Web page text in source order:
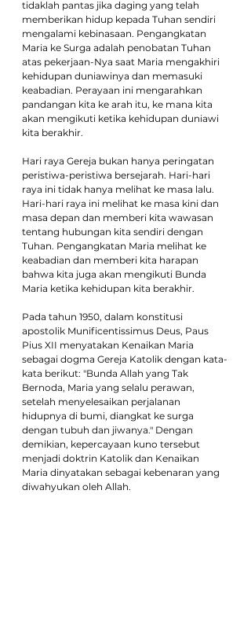
tidaklah pantas jika daging yang telah
memberikan hidup kepada Tuhan sendiri
mengalami kebinasaan. Pengangkatan
Maria ke Surga adalah penobatan Tuhan
atas pekerjaan-Nya saat Maria mengakhiri
kehidupan duniawinya dan memasuki
keabadian. Perayaan ini mengarahkan
pandangan kita ke arah itu, ke mana kita
akan mengikuti ketika kehidupan duniawi
kita berakhir.
Hari raya Gereja bukan hanya peringatan
peristiwa-peristiwa bersejarah. Hari-hari
raya ini tidak hanya melihat ke masa lalu.
Hari-hari raya ini melihat ke masa kini dan
masa depan dan memberi kita wawasan
tentang hubungan kita sendiri dengan
Tuhan. Pengangkatan Maria melihat ke
keabadian dan memberi kita harapan
bahwa kita juga akan mengikuti Bunda
Maria ketika kehidupan kita berakhir.
Pada tahun 1950, dalam konstitusi
apostolik Munificentissimus Deus, Paus
Pius XII menyatakan Kenaikan Maria
sebagai dogma Gereja Katolik dengan kata-
kata berikut: "Bunda Allah yang Tak
Bernoda, Maria yang selalu perawan,
setelah menyelesaikan perjalanan
hidupnya di bumi, diangkat ke surga
dengan tubuh dan jiwanya." Dengan
demikian, kepercayaan kuno tersebut
menjadi doktrin Katolik dan Kenaikan
Maria dinyatakan sebagai kebenaran yang
diwahyukan oleh Allah.